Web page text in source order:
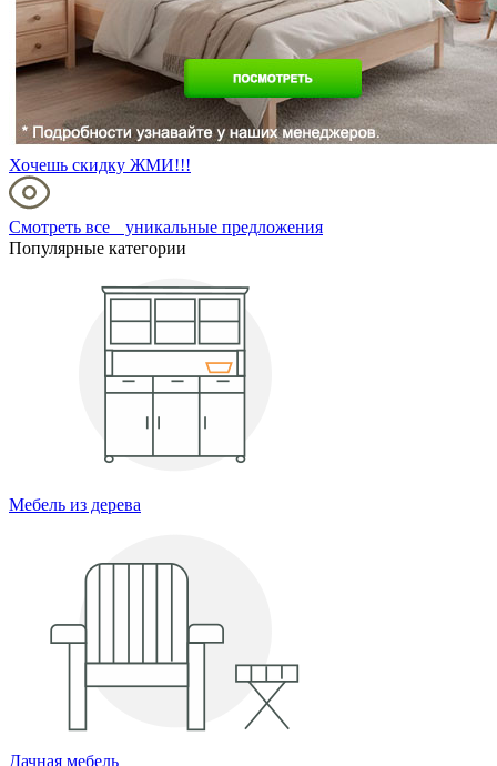
Хочешь скидку ЖМИ!!!
Смотреть все уникальные предложения
Популярные категории
Мебель из дерева
Дачная мебель